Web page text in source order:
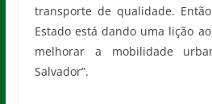
transporte de qualidade.
Estado está dando uma lição
melhorar a mobilidade
Salvador”.